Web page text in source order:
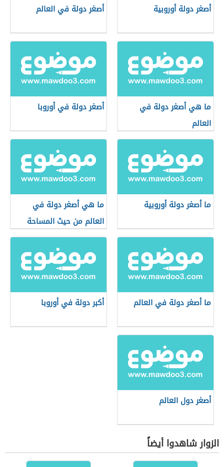
أصغر دولة أوروبية أصغر دولة في العالم
ما هي أصغر دولة في
العالم
أصغر دولة في أوروبا
ما أصغر دولة أوروبية
ما هي أصغر دولة في
العالم من حيث المساحة
ما أصغر دولة في العالم أكبر دولة في أوروبا
أصغر دول العالم
الزوار شاهدوا أيضاً